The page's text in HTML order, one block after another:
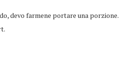
devo farmene portare una porzione.